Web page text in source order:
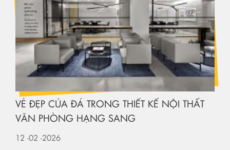
VẺ ĐẸP CỦA ĐÁ TRONG THIẾT KẾ NỘI THẤT
VĂN PHÒNG HẠNG SANG
12 -02 -2026